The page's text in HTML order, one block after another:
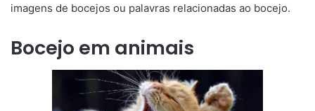
imagens de bocejos ou palavras relacionadas ao bocejo.
Bocejo em animais